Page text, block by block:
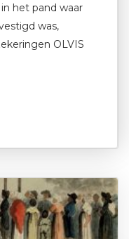
het pand waar
was,
OLVIS